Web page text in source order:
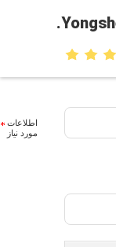
اطلاعات
مورد نیاز